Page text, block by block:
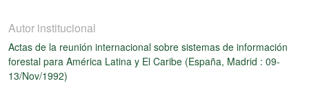
Autor institucional
Actas de la reunión internacional sobre sistemas de información
forestal para América Latina y El Caribe (España, Madrid : 09-
13/Nov/1992)